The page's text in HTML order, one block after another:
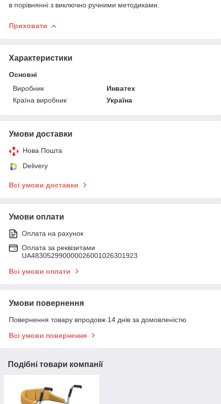
в порівнянні з виключно ручними методиками.
Приховати
Характеристики
Основні
Виробник
Инватех
Країна виробник
Україна
Умови доставки
Нова Пошта
Delivery
Всі умови доставки
Умови оплати
Оплата на рахунок
Оплата за реквізитами
UA483052990000026001026301923
Всі умови оплати
Умови повернення
Повернення товару впродовж 14 днів за домовленістю
Всі умови повернення
Подібні товари компанії